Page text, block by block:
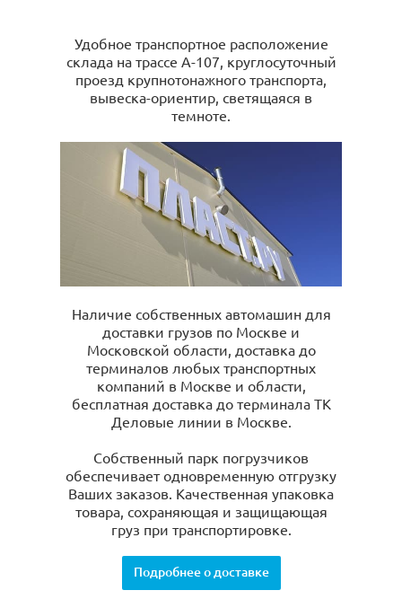
Удобное транспортное расположение
склада на трассе А-107, круглосуточный
проезд крупнотонажного транспорта,
вывеска-ориентир, светящаяся в
темноте.
Наличие собственных автомашин для
доставки грузов по Москве и
Московской области, доставка до
терминалов любых транспортных
компаний в Москве и области,
бесплатная доставка до терминала ТК
Деловые линии в Москве.
Собственный парк погрузчиков
обеспечивает одновременную отгрузку
Ваших заказов. Качественная упаковка
товара, сохраняющая и защищающая
груз при транспортировке.
Подробнее о доставке